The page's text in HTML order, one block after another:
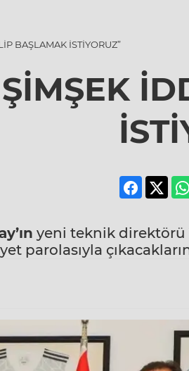
BAŞLAMAK İSTİYORUZ”
ŞİMŞEK
yeni teknik direktörü
parolasıyla